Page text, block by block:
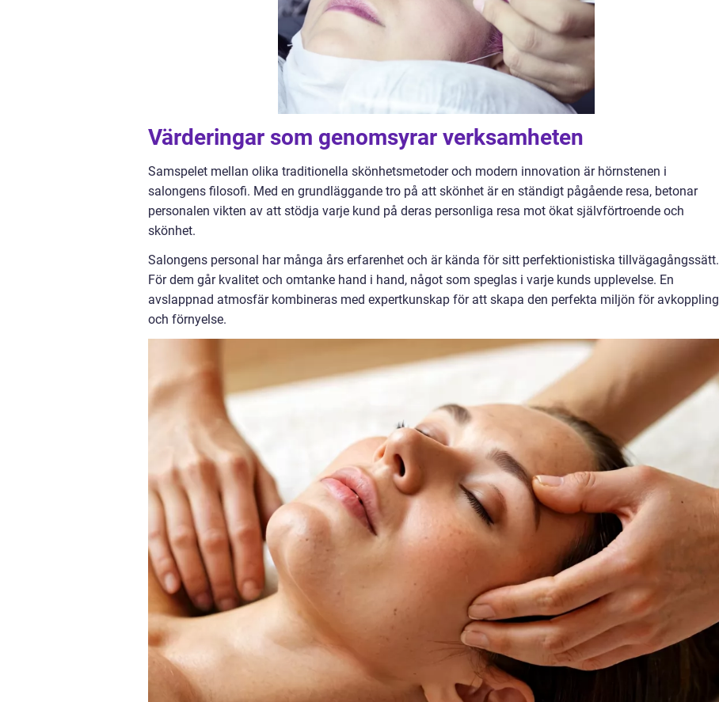
Värderingar som genomsyrar verksamheten
Samspelet mellan olika traditionella skönhetsmetoder och modern innovation är hörnstenen i
salongens filosofi. Med en grundläggande tro på att skönhet är en ständigt pågående resa, betonar
personalen vikten av att stödja varje kund på deras personliga resa mot ökat självförtroende och
skönhet.
Salongens personal har många års erfarenhet och är kända för sitt perfektionistiska tillvägagångssätt.
För dem går kvalitet och omtanke hand i hand, något som speglas i varje kunds upplevelse. En
avslappnad atmosfär kombineras med expertkunskap för att skapa den perfekta miljön för avkoppling
och förnyelse.